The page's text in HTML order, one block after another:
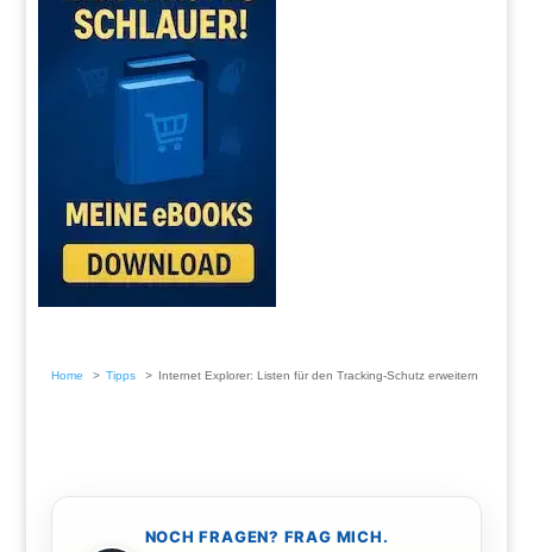
Home Tipps Internet Explorer: Listen für den Tracking-Schutz erweitern
NOCH FRAGEN? FRAG MICH.